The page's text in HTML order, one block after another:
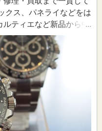
クス、パネライなどをは
ティエなど新品から中
他お探しの時計などが
す。 購入後のメンテナ
の買取や買い替えの下
ら森時計店へ！ お気軽
...